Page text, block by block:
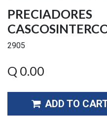
PRECIADORES
2905
Q 0.00
ADD TO